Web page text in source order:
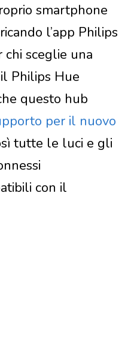
smartphone
l’app Philips
sceglie una
Philips Hue
questo hub
per il nuovo
tutte le luci e gli
con il